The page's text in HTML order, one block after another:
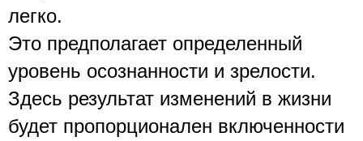
легко.
Это предполагает определенный
уровень осознанности и зрелости.
Здесь результат изменений в жизни
будет пропорционален включенности